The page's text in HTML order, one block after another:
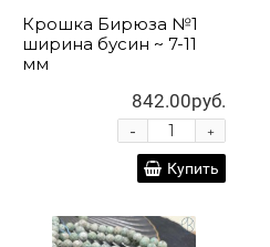
Крошка Бирюза №1
ширина бусин ~ 7-11
мм
842.00руб.
+
-
Купить